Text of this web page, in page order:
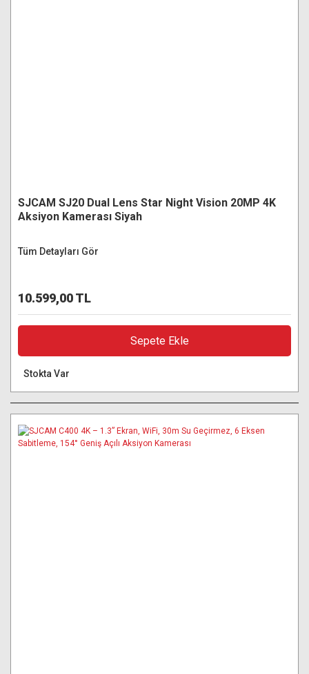
SJCAM SJ20 Dual Lens Star Night Vision 20MP 4K
Aksiyon Kamerası Siyah
Tüm Detayları Gör
10.599,00 TL
Sepete Ekle
Stokta Var